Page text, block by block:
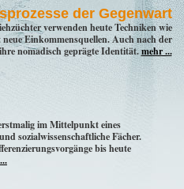
der Gegenwart
verwenden heute Techniken wie
Einkommensquellen. Auch nach der
nomadisch geprägte Identität.mehr ...
im Mittelpunkt eines
sozialwissenschaftliche Fächer.
bis heute